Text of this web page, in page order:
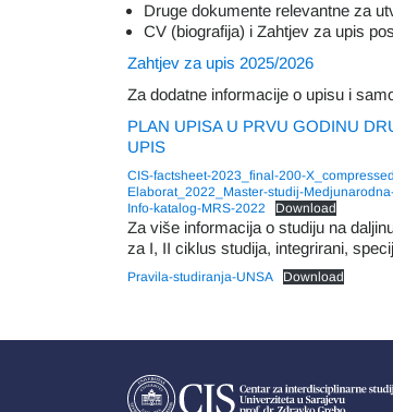
Druge dokumente relevantne za
CV (biografija) i Zahtjev za upis
Zahtjev za upis 2025/2026
Za dodatne informacije o upisu i
PLAN UPISA U PRVU GODINU
UPIS
CIS-factsheet-2023_final-200-X_compressed
Elaborat_2022_Master-studij-
Info-katalog-MRS-2022
Download
Za više informacija o studiju na
za I, II ciklus studija, integrirani,
Pravila-studiranja-UNSA Download